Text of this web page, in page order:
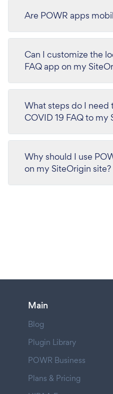
Are POWR apps
Can I customize the
FAQ app on my
What steps do I need
COVID 19 FAQ to my
Why should I use
on my SiteOrigin site?
Main
Blog
Plugin Library
POWR Business
Plans & Pricing